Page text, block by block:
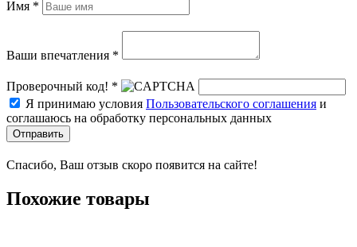
Имя *
Ваши впечатления *
Проверочный код! *
Я принимаю условия Пользовательского соглашения и
соглашаюсь на обработку персональных данных
Отправить
Спасибо, Ваш отзыв скоро появится на сайте!
Похожие товары